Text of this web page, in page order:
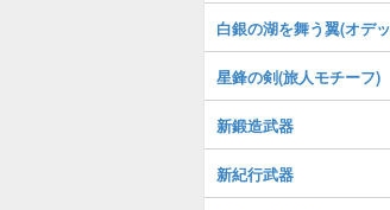
白銀の湖を舞う翼(オデ
星鋒の剣(旅人モチーフ)
新鍛造武器
新紀行武器